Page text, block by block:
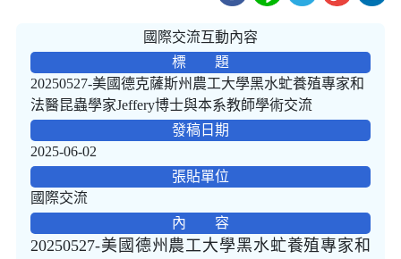
國際交流互動內容
標 題
20250527-美國德克薩斯州農工大學黑水虻養殖專家和
法醫昆蟲學家Jeffery博士與本系教師學術交流
發稿日期
2025-06-02
張貼單位
國際交流
內 容
20250527-美國德州農工大學黑水虻養殖專家和